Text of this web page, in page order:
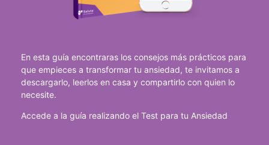
En esta guía encontraras los consejos más prácticos para
que empieces a transformar tu ansiedad, te invitamos a
descargarlo, leerlos en casa y compartirlo con quien lo
necesite.
Accede a la guía realizando el Test para tu Ansiedad